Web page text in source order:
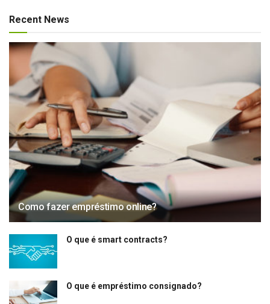
Recent News
Como fazer empréstimo online?
O que é smart contracts?
O que é empréstimo consignado?